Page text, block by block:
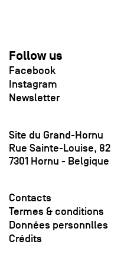
Follow us
Facebook
Instagram
Newsletter
Site du Grand-Hornu
Rue Sainte-Louise, 82
7301 Hornu - Belgique
Contacts
Termes & conditions
Données personnlles
Crédits